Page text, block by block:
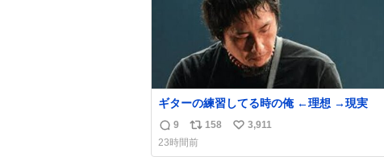
ギターの練習してる時の俺 ←理想 →現実
返
信
9
リ
ポ
158
い
3,911
23時間前